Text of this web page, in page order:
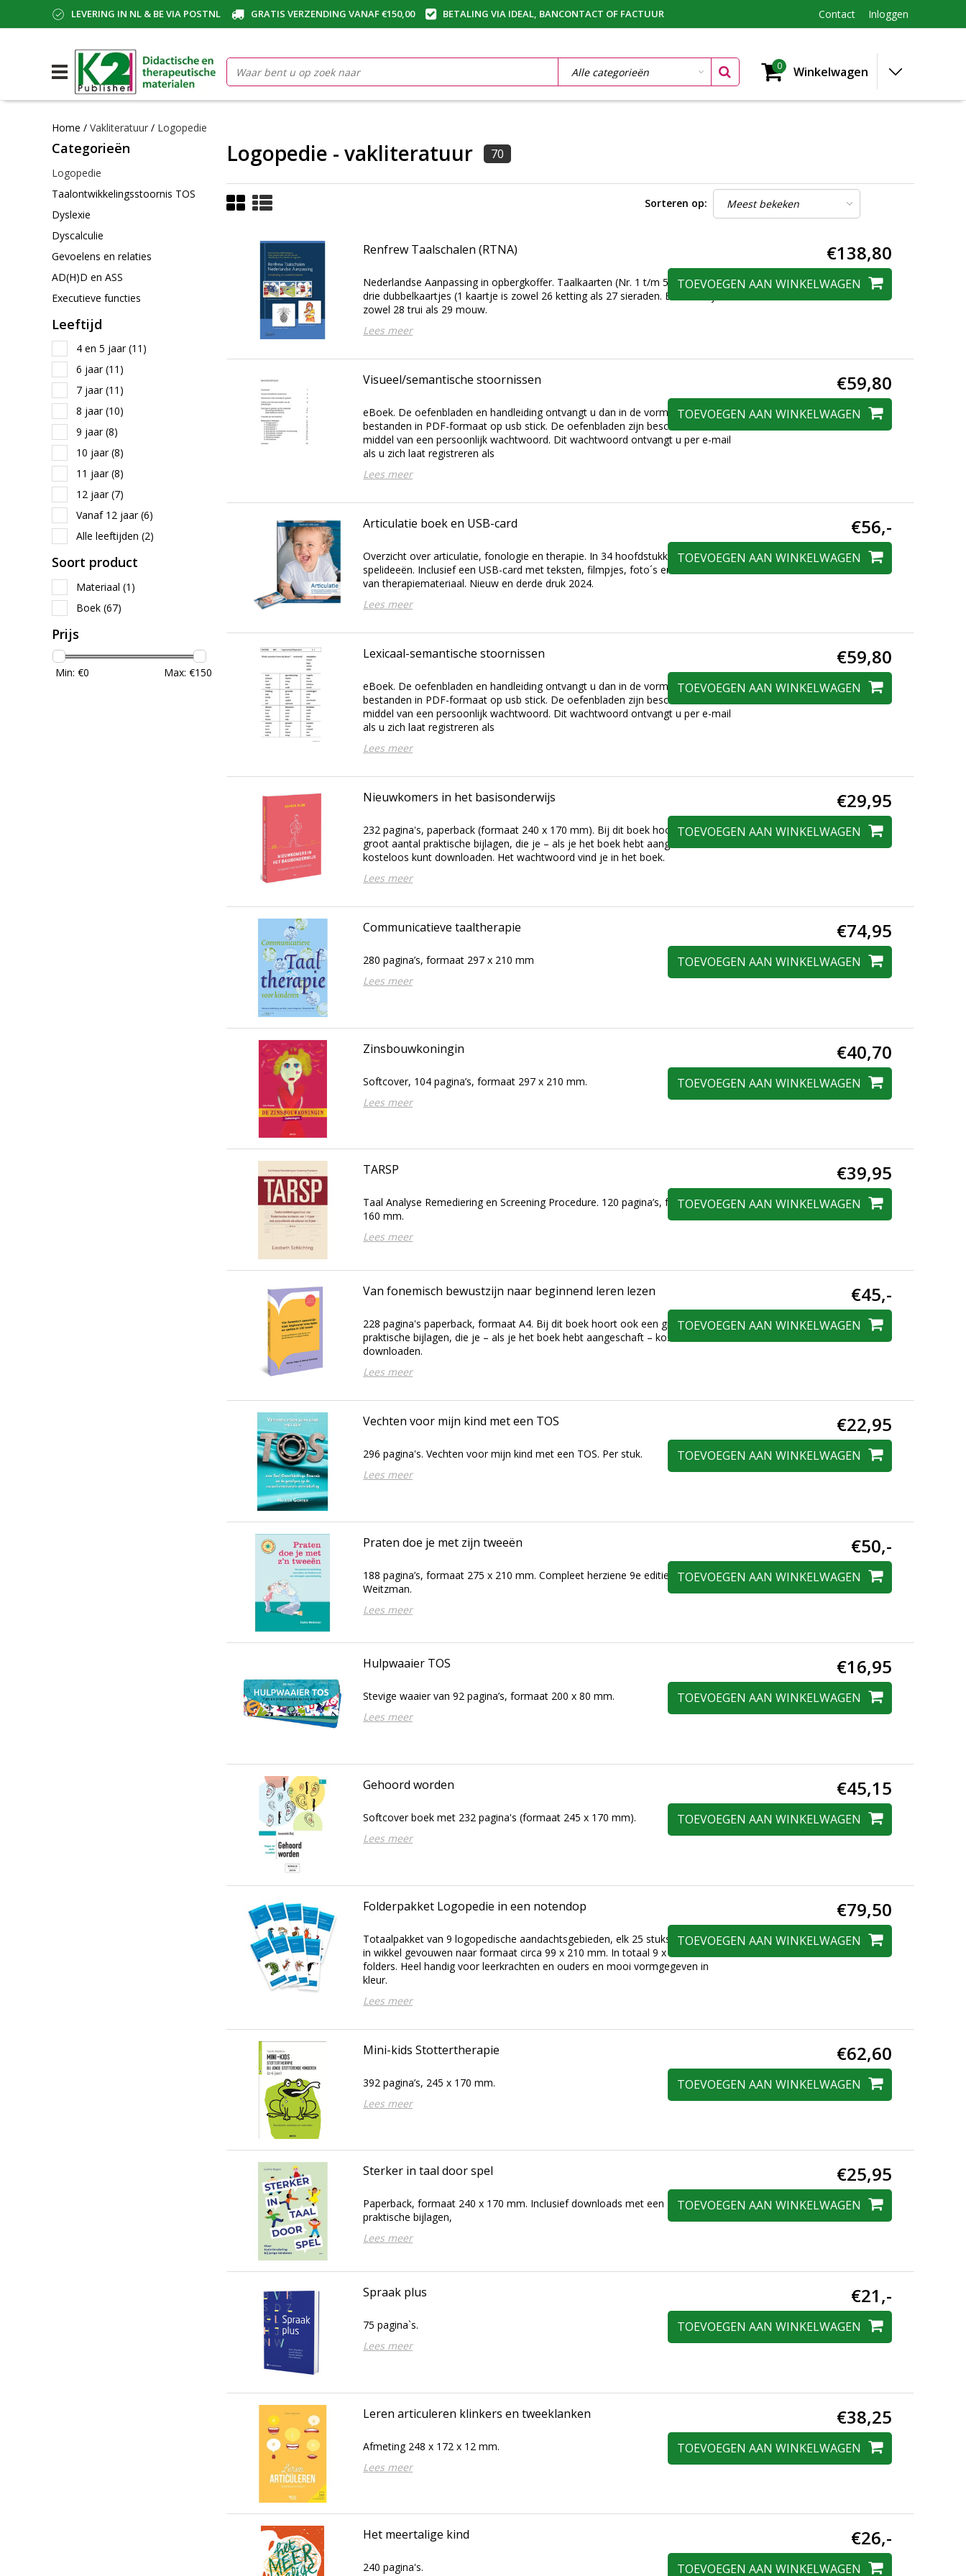
LEVERING IN NL & BE VIA POSTNL GRATIS VERZENDING VANAF €150,00 BETALING VIA IDEAL, BANCONTACT OF FACTUUR Contact Inloggen
0 Winkelwagen
Home / Vakliteratuur / Logopedie
Categorieën
Logopedie
Taalontwikkelingsstoornis TOS
Dyslexie
Dyscalculie
Gevoelens en relaties
AD(H)D en ASS
Executieve functies
Leeftijd
4 en 5 jaar(11)
6 jaar(11)
7 jaar(11)
8 jaar(10)
9 jaar(8)
10 jaar(8)
11 jaar(8)
12 jaar(7)
Vanaf 12 jaar(6)
Alle leeftijden (2)
Soort product
Materiaal (1)
Boek (67)
Prijs
Min: €0 Max: €150
Logopedie - vakliteratuur 70
Sorteren op:
Renfrew Taalschalen (RTNA)
Nederlandse Aanpassing in opbergkoffer. Taalkaarten (Nr. 1 t/m 50 waaronder
drie dubbelkaartjes (1 kaartje is zowel 26 ketting als 27 sieraden. En 1 kaartje is
zowel 28 trui als 29 mouw.
Lees meer
€138,80
TOEVOEGEN AAN WINKELWAGEN
Visueel/semantische stoornissen
eBoek. De oefenbladen en handleiding ontvangt u dan in de vorm van
bestanden in PDF-formaat op usb stick. De oefenbladen zijn beschermd door
middel van een persoonlijk wachtwoord. Dit wachtwoord ontvangt u per e-mail
als u zich laat registreren als
Lees meer
€59,80
TOEVOEGEN AAN WINKELWAGEN
Articulatie boek en USB-card
Overzicht over articulatie, fonologie en therapie. In 34 hoofdstukken met
spelideeën. Inclusief een USB-card met teksten, filmpjes, foto´s en voorbeelden
van therapiemateriaal. Nieuw en derde druk 2024.
Lees meer
€56,-
TOEVOEGEN AAN WINKELWAGEN
Lexicaal-semantische stoornissen
eBoek. De oefenbladen en handleiding ontvangt u dan in de vorm van
bestanden in PDF-formaat op usb stick. De oefenbladen zijn beschermd door
middel van een persoonlijk wachtwoord. Dit wachtwoord ontvangt u per e-mail
als u zich laat registreren als
Lees meer
€59,80
TOEVOEGEN AAN WINKELWAGEN
Nieuwkomers in het basisonderwijs
232 pagina's, paperback (formaat 240 x 170 mm). Bij dit boek hoort ook een
groot aantal praktische bijlagen, die je – als je het boek hebt aangeschaft –
kosteloos kunt downloaden. Het wachtwoord vind je in het boek.
Lees meer
€29,95
TOEVOEGEN AAN WINKELWAGEN
Communicatieve taaltherapie
280 pagina’s, formaat 297 x 210 mm
Lees meer
€74,95
TOEVOEGEN AAN WINKELWAGEN
Zinsbouwkoningin
Softcover, 104 pagina’s, formaat 297 x 210 mm.
Lees meer
€40,70
TOEVOEGEN AAN WINKELWAGEN
TARSP
Taal Analyse Remediering en Screening Procedure. 120 pagina’s, formaat 240 x
160 mm.
Lees meer
€39,95
TOEVOEGEN AAN WINKELWAGEN
Van fonemisch bewustzijn naar beginnend leren lezen
228 pagina's paperback, formaat A4. Bij dit boek hoort ook een groot aantal
praktische bijlagen, die je – als je het boek hebt aangeschaft – kosteloos kunt
downloaden.
Lees meer
€45,-
TOEVOEGEN AAN WINKELWAGEN
Vechten voor mijn kind met een TOS
296 pagina's. Vechten voor mijn kind met een TOS. Per stuk.
Lees meer
€22,95
TOEVOEGEN AAN WINKELWAGEN
Praten doe je met zijn tweeën
188 pagina’s, formaat 275 x 210 mm. Compleet herziene 9e editie. Elaine
Weitzman.
Lees meer
€50,-
TOEVOEGEN AAN WINKELWAGEN
Hulpwaaier TOS
Stevige waaier van 92 pagina’s, formaat 200 x 80 mm.
Lees meer
€16,95
TOEVOEGEN AAN WINKELWAGEN
Gehoord worden
Softcover boek met 232 pagina's (formaat 245 x 170 mm).
Lees meer
€45,15
TOEVOEGEN AAN WINKELWAGEN
Folderpakket Logopedie in een notendop
Totaalpakket van 9 logopedische aandachtsgebieden, elk 25 stuks formaat A4
in wikkel gevouwen naar formaat circa 99 x 210 mm. In totaal 9 x 25 = 225
folders. Heel handig voor leerkrachten en ouders en mooi vormgegeven in
kleur.
Lees meer
€79,50
TOEVOEGEN AAN WINKELWAGEN
Mini-kids Stottertherapie
392 pagina’s, 245 x 170 mm.
Lees meer
€62,60
TOEVOEGEN AAN WINKELWAGEN
Sterker in taal door spel
Paperback, formaat 240 x 170 mm. Inclusief downloads met een groot aantal
praktische bijlagen,
Lees meer
€25,95
TOEVOEGEN AAN WINKELWAGEN
Spraak plus
75 pagina`s.
Lees meer
€21,-
TOEVOEGEN AAN WINKELWAGEN
Leren articuleren klinkers en tweeklanken
Afmeting 248 x 172 x 12 mm.
Lees meer
€38,25
TOEVOEGEN AAN WINKELWAGEN
Het meertalige kind
240 pagina's.
€26,-
TOEVOEGEN AAN WINKELWAGEN